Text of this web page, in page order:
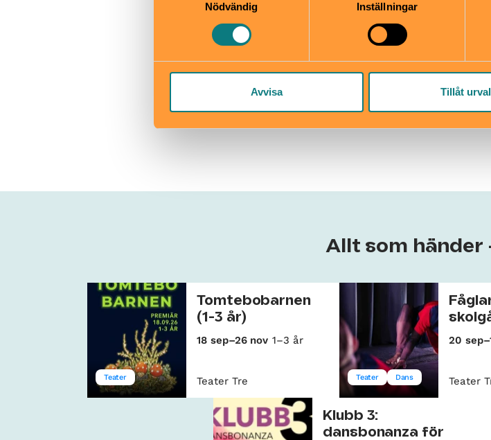
Nödvändig
Inställningar
Avvisa Tillåt urval
Rosenlundsgatan 12, Södermalm
www.teatertre.se
08
Allt som händer
Teater
Tomtebobarnen
(1-3 år)
18 sep–26 nov 1–3 år
Teater Tre Teater Dans
20
Teater
Klubb 3:
dansbonanza för